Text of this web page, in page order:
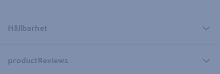
Hållbarhet
productReviews